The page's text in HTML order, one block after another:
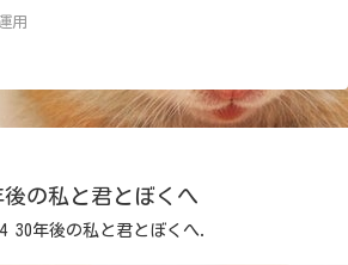
用
後の私と君とぼくへ
30年後の私と君とぼくへ.